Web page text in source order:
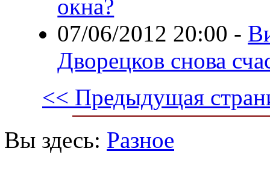
окна?
07/06/2012 20:00 -
Дворецков снова
<< Предыдущая
Вы здесь: Разное